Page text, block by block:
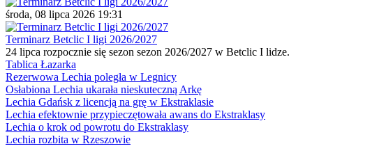
środa, 08 lipca 2026 19:31
Terminarz Betclic I ligi 2026/2027
24 lipca rozpocznie się sezon sezon 2026/2027 w Betclic I lidze.
Tablica Łazarka
Rezerwowa Lechia poległa w Legnicy
Osłabiona Lechia ukarała nieskuteczną Arkę
Lechia Gdańsk z licencją na grę w Ekstraklasie
Lechia efektownie przypieczętowała awans do Ekstraklasy
Lechia o krok od powrotu do Ekstraklasy
Lechia rozbita w Rzeszowie